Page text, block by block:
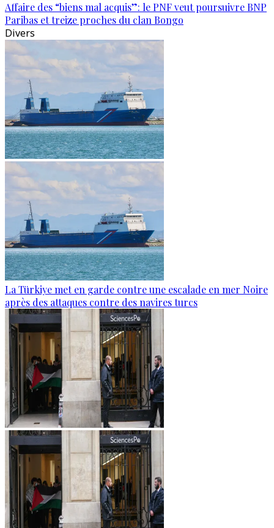
Affaire des “biens mal acquis”: le PNF veut poursuivre BNP
Paribas et treize proches du clan Bongo
Divers
La Türkiye met en garde contre une escalade en mer Noire
après des attaques contre des navires turcs